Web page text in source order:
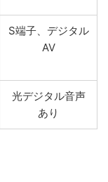
S端子、デジタル
AV
光デジタル音声
あり